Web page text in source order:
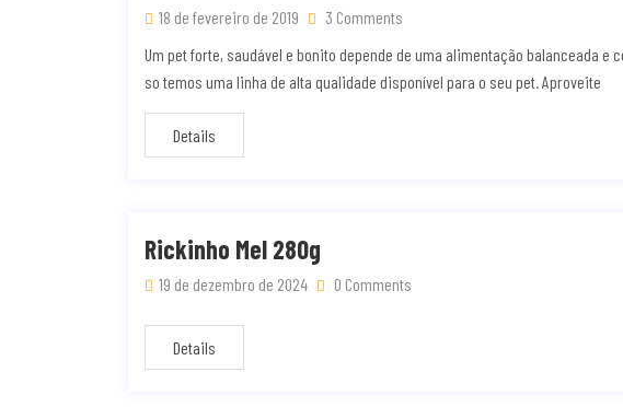
18 de fevereiro de 2019
3 Comments
Um pet forte, saudável e bonito depende de uma alimentação balanceada
so temos uma linha de alta qualidade disponível para o seu pet. Aproveite
Details
Rickinho Mel 280g
19 de dezembro de 2024 0 Comments
Details